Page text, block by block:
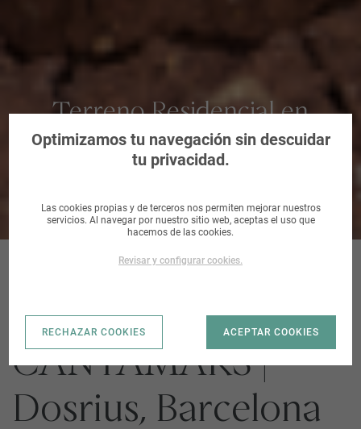
Terreno Residencial en
Dosrius, Barcelona
URB. CAN
CANYAMARS |
Dosrius, Barcelona
Optimizamos tu navegación sin descuidar
tu privacidad.
Las cookies propias y de terceros nos permiten mejorar nuestros
servicios. Al navegar por nuestro sitio web, aceptas el uso que
hacemos de las cookies.
Revisar y configurar cookies.
RECHAZAR COOKIES ACEPTAR COOKIES